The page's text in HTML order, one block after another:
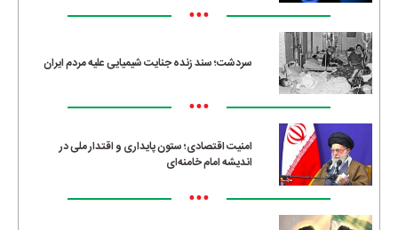
•••
سردشت؛ سند زنده جنایت شیمیایی علیه مردم ایران
•••
امنیت اقتصادی؛ ستون پایداری و اقتدار ملی در
اندیشه امام خامنه‌ای
•••